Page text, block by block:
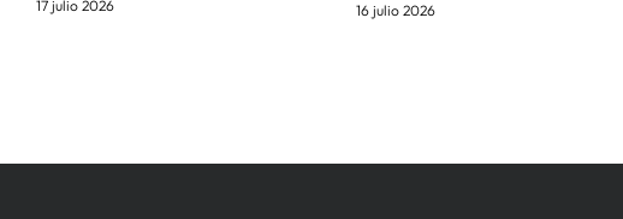
17 julio 2026 16 julio 2026